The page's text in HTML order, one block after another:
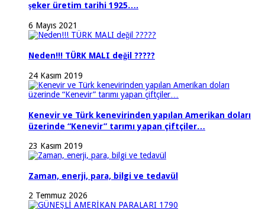
şeker üretim tarihi 1925….
6 Mayıs 2021
Neden!!! TÜRK MALI değil ?????
24 Kasım 2019
Kenevir ve Türk kenevirinden yapılan Amerikan doları
üzerinde “Kenevir” tarımı yapan çiftçiler…
23 Kasım 2019
Zaman, enerji, para, bilgi ve tedavül
2 Temmuz 2026